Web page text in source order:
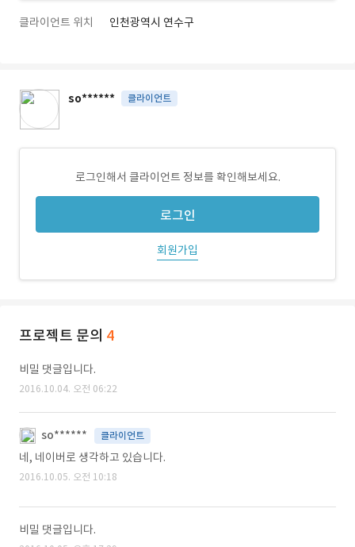
클라이언트 위치 인천광역시 연수구
so****** 클라이언트
로그인해서 클라이언트 정보를 확인해보세요.
로그인
회원가입
프로젝트 문의 4
비밀 댓글입니다.
2016.10.04. 오전 06:22
so****** 클라이언트
네, 네이버로 생각하고 있습니다.
2016.10.05. 오전 10:18
비밀 댓글입니다.